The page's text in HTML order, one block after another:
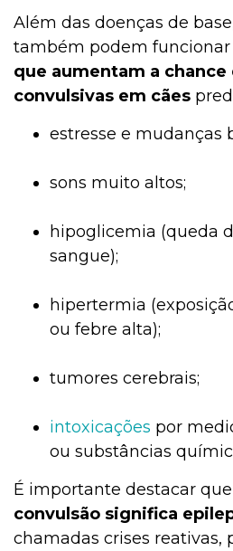
Além das doenças de
também podem funcionar
que aumentam a chance
convulsivas em cães
estresse e mudanças
sons muito altos;
hipoglicemia (queda
sangue);
hipertermia
ou febre alta);
tumores cerebrais;
intoxicações por
ou substâncias
É importante destacar que
convulsão significa
chamadas crises reativas,